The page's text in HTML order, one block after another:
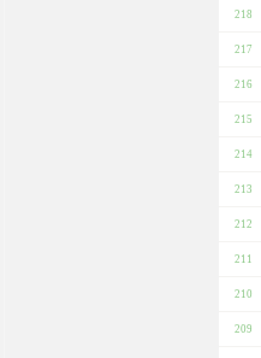
218
217
216
215
214
213
212
211
210
209